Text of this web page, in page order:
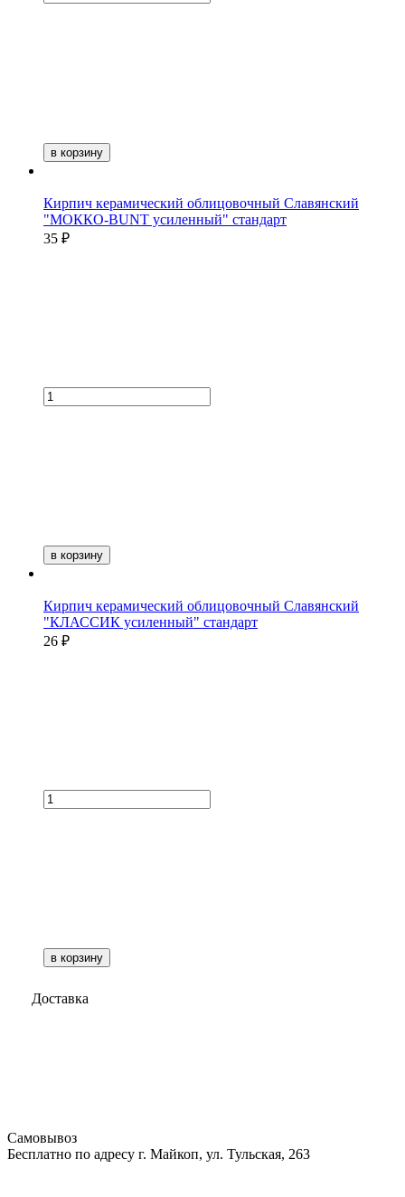
в корзину
Кирпич керамический облицовочный Славянский
"МОККО-BUNT усиленный" стандарт
35 ₽
в корзину
Кирпич керамический облицовочный Славянский
"КЛАССИК усиленный" стандарт
26 ₽
в корзину
Доставка
Самовывоз
Бесплатно по адресу г. Майкоп, ул. Тульская, 263